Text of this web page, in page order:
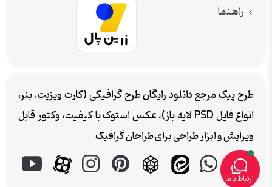
راهنما
طرح پیک مرجع دانلود رایگان طرح گرافیکی (کارت ویزیت، بنر،
انواع فایل PSD لایه باز)، عکس استوک با کیفیت، وکتور قابل
ویرایش و ابزار طراحی برای طراحان گرافیک
ارتباط با ما